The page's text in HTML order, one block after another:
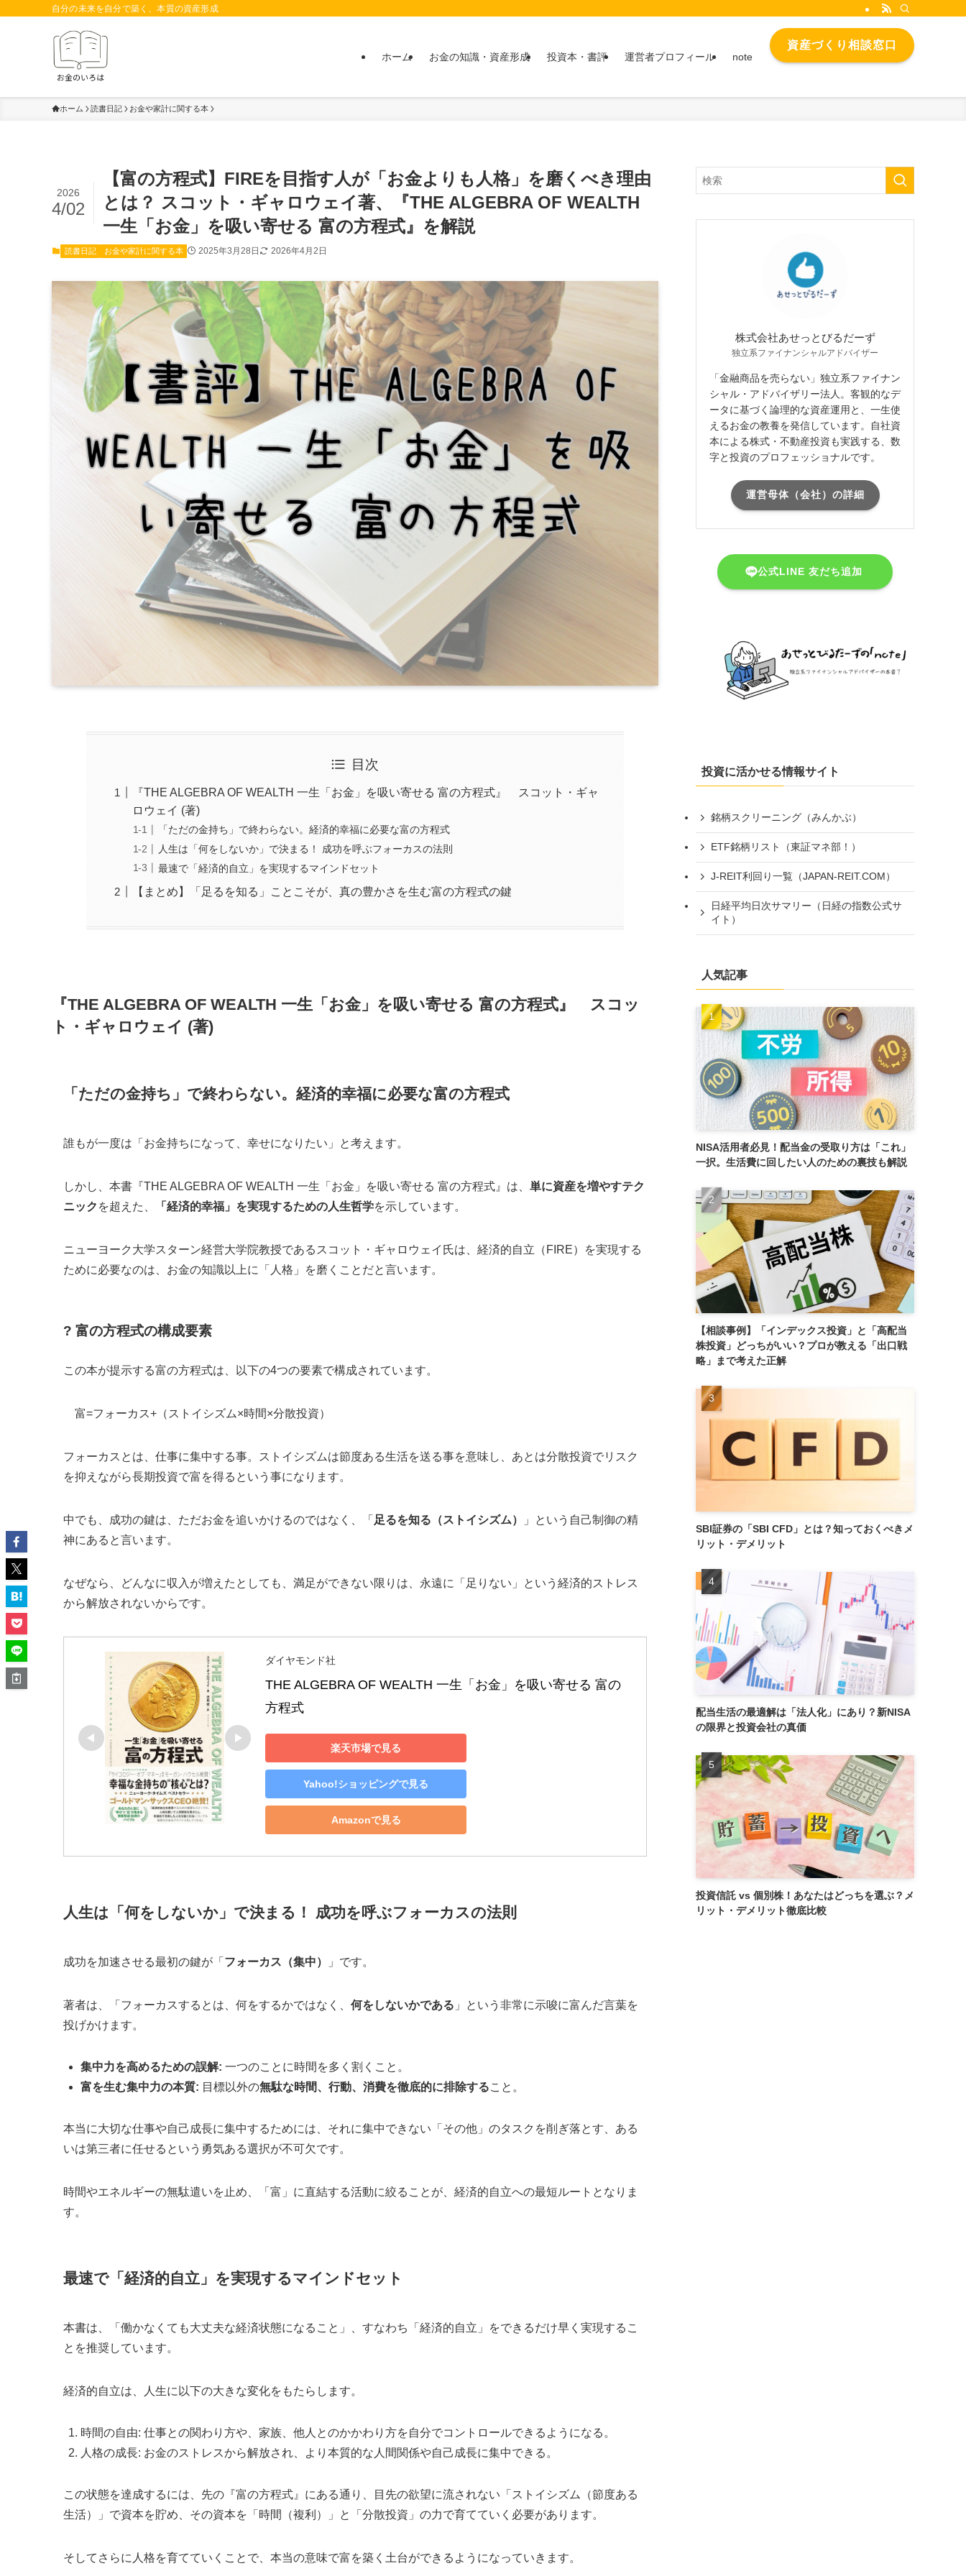
自分の未来を自分で築く、本質の資産形成
ホーム お金の知識・資産形成 投資本・書評 運営者プロフィール note
資産づくり相談窓口
ホーム 読書日記 お金や家計に関する本
【富の方程式】FIREを目指す人が「お金よりも人格」を磨くべき理由
とは？ スコット・ギャロウェイ著、『THE ALGEBRA OF WEALTH
一生「お金」を吸い寄せる 富の方程式』を解説
2026
4/02
読書日記 お金や家計に関する本 2025年3月28日 2026年4月2日
目次
『THE ALGEBRA OF WEALTH 一生「お金」を吸い寄せる 富の方程式』 スコット・ギャ
ロウェイ (著)
「ただの金持ち」で終わらない。経済的幸福に必要な富の方程式
人生は「何をしないか」で決まる！ 成功を呼ぶフォーカスの法則
最速で「経済的自立」を実現するマインドセット
【まとめ】「足るを知る」ことこそが、真の豊かさを生む富の方程式の鍵
『THE ALGEBRA OF WEALTH 一生「お金」を吸い寄せる 富の方程式』 スコッ
ト・ギャロウェイ (著)
「ただの金持ち」で終わらない。経済的幸福に必要な富の方程式
誰もが一度は「お金持ちになって、幸せになりたい」と考えます。
しかし、本書『THE ALGEBRA OF WEALTH 一生「お金」を吸い寄せる 富の方程式』は、 単に資産を増やすテク
ニック を超えた、 「経済的幸福」を実現するための人生哲学を示しています。
ニューヨーク大学スターン経営大学院教授であるスコット・ギャロウェイ氏は、経済的自立（FIRE）を実現する
ために必要なのは、お金の知識以上に「人格」を磨くことだと言います。
? 富の方程式の構成要素
この本が提示する富の方程式は、以下の4つの要素で構成されています。
富=フォーカス+（ストイシズム×時間×分散投資）
フォーカスとは、仕事に集中する事。ストイシズムは節度ある生活を送る事を意味し、あとは分散投資でリスク
を抑えながら長期投資で富を得るという事になります。
中でも、成功の鍵は、ただお金を追いかけるのではなく、「 足るを知る（ストイシズム）
」という自己制御の精
神にあると言います。
なぜなら、どんなに収入が増えたとしても、満足ができない限りは、永遠に「足りない」という経済的ストレス
から解放されないからです。
ダイヤモンド社
THE ALGEBRA OF WEALTH 一生「お金」を吸い寄せる 富の
方程式
楽天市場で見る
Yahoo!ショッピングで見る
Amazonで見る
人生は「何をしないか」で決まる！ 成功を呼ぶフォーカスの法則
成功を加速させる最初の鍵が「 フォーカス（集中） 」です。
著者は、「フォーカスするとは、何をするかではなく、 何をしないかである 」という非常に示唆に富んだ言葉を
投げかけます。
集中力を高めるための誤解: 一つのことに時間を多く割くこと。
富を生む集中力の本質: 目標以外の無駄な時間、行動、消費を徹底的に排除すること。
本当に大切な仕事や自己成長に集中するためには、それに集中できない「その他」のタスクを削ぎ落とす、ある
いは第三者に任せるという勇気ある選択が不可欠です。
時間やエネルギーの無駄遣いを止め、「富」に直結する活動に絞ることが、経済的自立への最短ルートとなりま
す。
最速で「経済的自立」を実現するマインドセット
本書は、「働かなくても大丈夫な経済状態になること」、すなわち「経済的自立」をできるだけ早く実現するこ
とを推奨しています。
経済的自立は、人生に以下の大きな変化をもたらします。
時間の自由: 仕事との関わり方や、家族、他人とのかかわり方を自分でコントロールできるようになる。
人格の成長: お金のストレスから解放され、より本質的な人間関係や自己成長に集中できる。
この状態を達成するには、先の『富の方程式』にある通り、目先の欲望に流されない「ストイシズム（節度ある
生活）」で資本を貯め、その資本を「時間（複利）」と「分散投資」の力で育てていく必要があります。
そしてさらに人格を育てていくことで、本当の意味で富を築く土台ができるようになっていきます。
株式会社あせっとびるだーず
独立系ファイナンシャルアドバイザー
「金融商品を売らない」独立系ファイナン
シャル・アドバイザリー法人。客観的なデ
ータに基づく論理的な資産運用と、一生使
えるお金の教養を発信しています。自社資
本による株式・不動産投資も実践する、数
字と投資のプロフェッショナルです。
運営母体（会社）の詳細
公式LINE 友だち追加
投資に活かせる情報サイト
銘柄スクリーニング（みんかぶ）
ETF銘柄リスト（東証マネ部！）
J-REIT利回り一覧（JAPAN-REIT.COM）
日経平均日次サマリー（日経の指数公式サ
イト）
人気記事
NISA活用者必見！配当金の受取り方は「これ」
一択。生活費に回したい人のための裏技も解説
【相談事例】「インデックス投資」と「高配当
株投資」どっちがいい？プロが教える「出口戦
略」まで考えた正解
SBI証券の「SBI CFD」とは？知っておくべきメ
リット・デメリット
配当生活の最適解は「法人化」にあり？新NISA
の限界と投資会社の真価
投資信託 vs 個別株！あなたはどっちを選ぶ？メ
リット・デメリット徹底比較